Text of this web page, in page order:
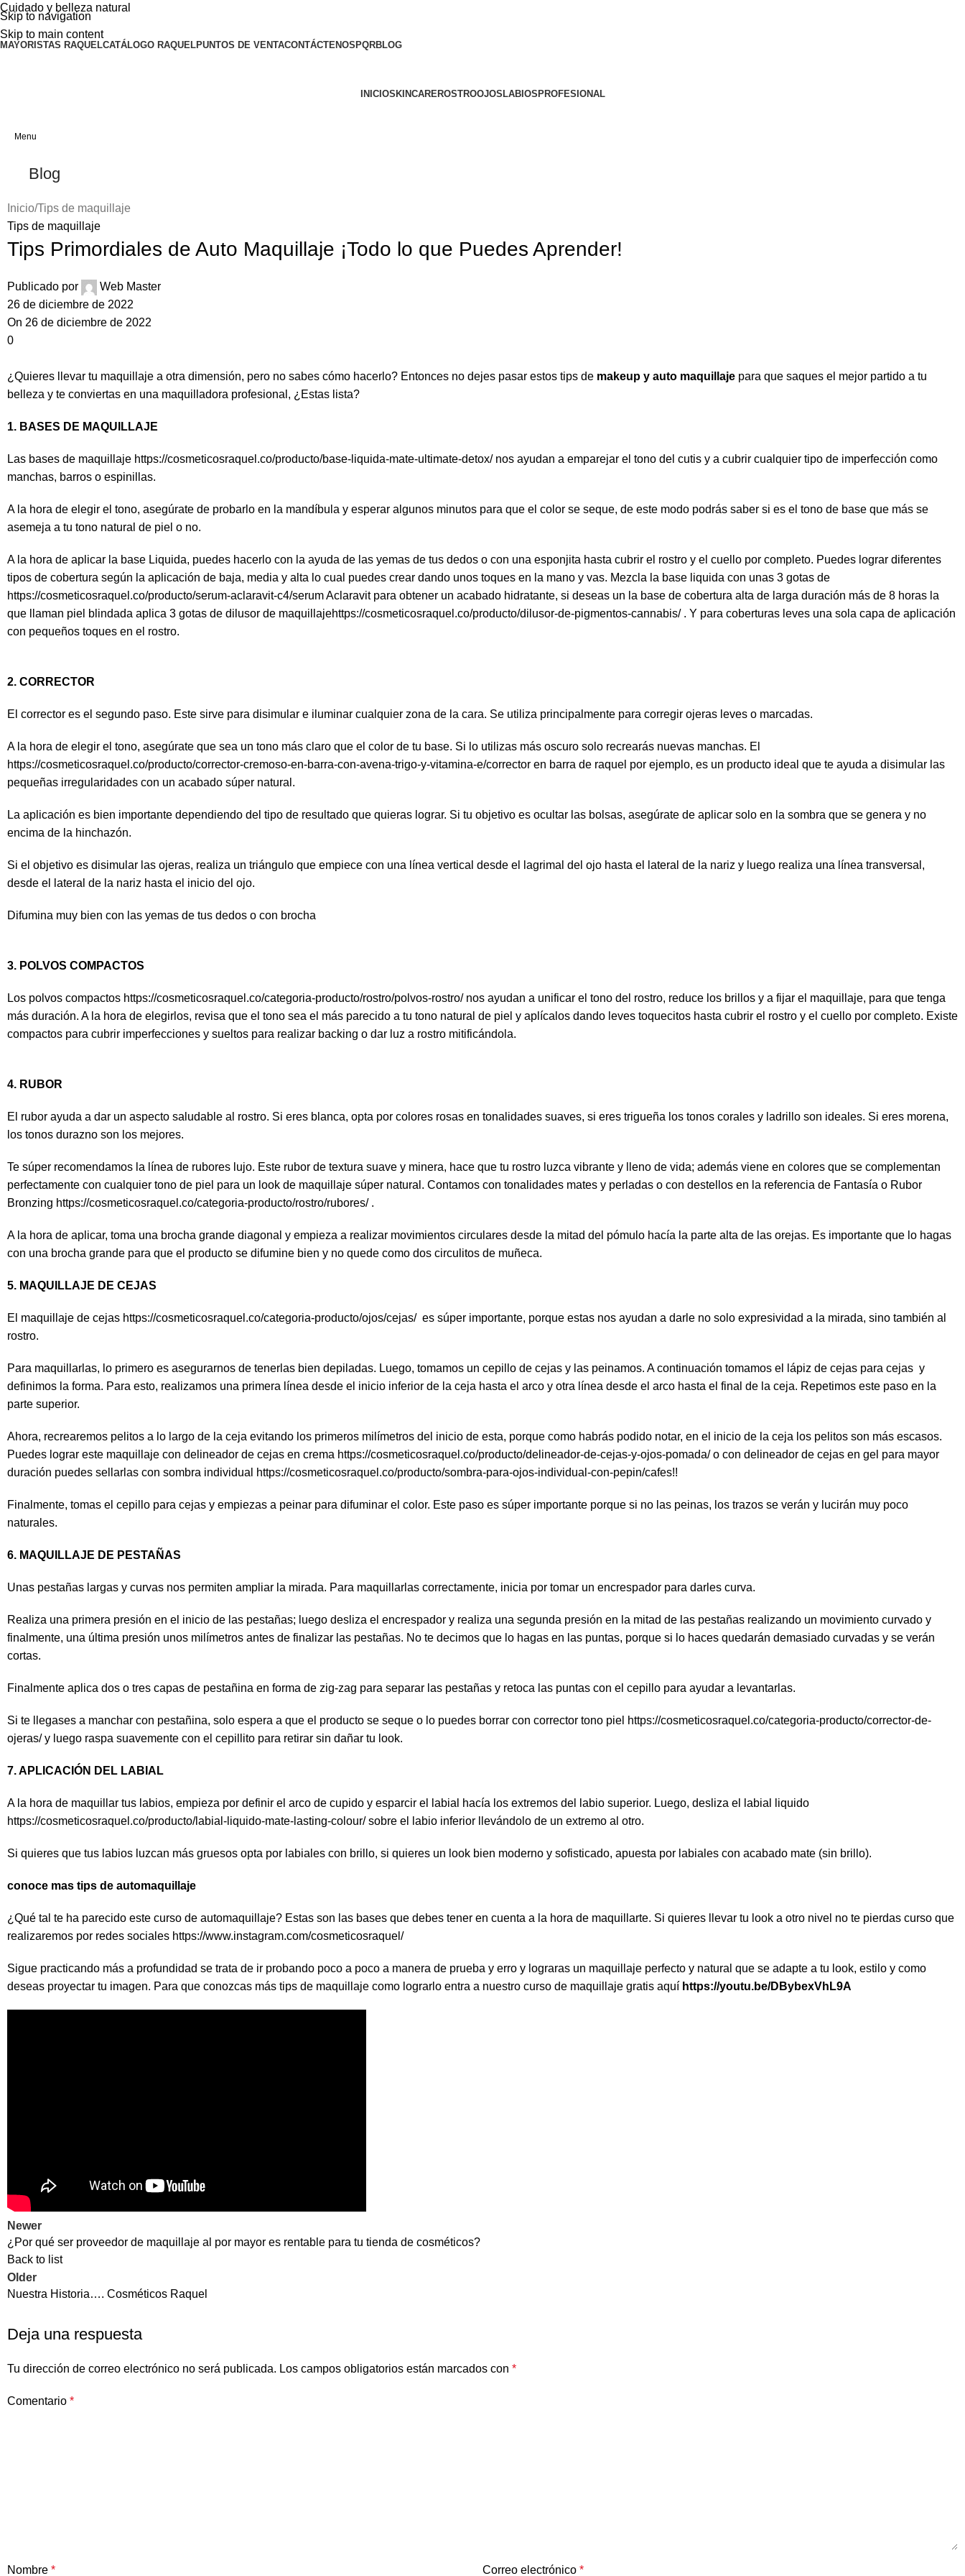
Skip to navigation
Skip to main content
Cuidado y belleza natural
MAYORISTAS RAQUELCATÁLOGO RAQUELPUNTOS DE VENTACONTÁCTENOS PQRBLOG
INICIOSKINCAREROSTROOJOSLABIOSPROFESIONAL
Menu
Blog
Inicio Tips de maquillaje
Tips de maquillaje
Tips Primordiales de Auto Maquillaje ¡Todo lo que Puedes Aprender!
Publicado por
Web Master
26 de diciembre de 2022
On 26 de diciembre de 2022
0
¿Quieres llevar tu maquillaje a otra dimensión, pero no sabes cómo hacerlo? Entonces no dejes pasar estos tips de makeup y auto maquillaje para que saques el mejor partido a tu
belleza y te conviertas en una maquilladora profesional, ¿Estas lista?
1. BASES DE MAQUILLAJE
Las bases de maquillaje https://cosmeticosraquel.co/producto/base-liquida-mate-ultimate-detox/nos ayudan a emparejar el tono del cutis y a cubrir cualquier tipo de imperfección como
manchas, barros o espinillas.
A la hora de elegir el tono, asegúrate de probarlo en la mandíbula y esperar algunos minutos para que el color se seque, de este modo podrás saber si es el tono de base que más se
asemeja a tu tono natural de piel o no.
A la hora de aplicar la base Liquida, puedes hacerlo con la ayuda de las yemas de tus dedos o con una esponjita hasta cubrir el rostro y el cuello por completo. Puedes lograr diferentes
tipos de cobertura según la aplicación de baja, media y alta lo cual puedes crear dando unos toques en la mano y vas. Mezcla la base liquida con unas 3 gotas de
https://cosmeticosraquel.co/producto/serum-aclaravit-c4/serum Aclaravit para obtener un acabado hidratante, si deseas un la base de cobertura alta de larga duración más de 8 horas la
que llaman piel blindada aplica 3 gotas de dilusor de maquillajehttps://cosmeticosraquel.co/producto/dilusor-de-pigmentos-cannabis/. Y para coberturas leves una sola capa de aplicación
con pequeños toques en el rostro.
2. CORRECTOR
El corrector es el segundo paso. Este sirve para disimular e iluminar cualquier zona de la cara. Se utiliza principalmente para corregir ojeras leves o marcadas.
A la hora de elegir el tono, asegúrate que sea un tono más claro que el color de tu base. Si lo utilizas más oscuro solo recrearás nuevas manchas. El
https://cosmeticosraquel.co/producto/corrector-cremoso-en-barra-con-avena-trigo-y-vitamina-e/corrector en barra de raquel por ejemplo, es un producto ideal que te ayuda a disimular las
pequeñas irregularidades con un acabado súper natural.
La aplicación es bien importante dependiendo del tipo de resultado que quieras lograr. Si tu objetivo es ocultar las bolsas, asegúrate de aplicar solo en la sombra que se genera y no
encima de la hinchazón.
Si el objetivo es disimular las ojeras, realiza un triángulo que empiece con una línea vertical desde el lagrimal del ojo hasta el lateral de la nariz y luego realiza una línea transversal,
desde el lateral de la nariz hasta el inicio del ojo.
Difumina muy bien con las yemas de tus dedos o con brocha
3. POLVOS COMPACTOS
Los polvos compactos https://cosmeticosraquel.co/categoria-producto/rostro/polvos-rostro/nos ayudan a unificar el tono del rostro, reduce los brillos y a fijar el maquillaje, para que tenga
más duración. A la hora de elegirlos, revisa que el tono sea el más parecido a tu tono natural de piel y aplícalos dando leves toquecitos hasta cubrir el rostro y el cuello por completo. Existe
compactos para cubrir imperfecciones y sueltos para realizar backing o dar luz a rostro mitificándola.
4. RUBOR
El rubor ayuda a dar un aspecto saludable al rostro. Si eres blanca, opta por colores rosas en tonalidades suaves, si eres trigueña los tonos corales y ladrillo son ideales. Si eres morena,
los tonos durazno son los mejores.
Te súper recomendamos la línea de rubores lujo. Este rubor de textura suave y minera, hace que tu rostro luzca vibrante y lleno de vida; además viene en colores que se complementan
perfectamente con cualquier tono de piel para un look de maquillaje súper natural. Contamos con tonalidades mates y perladas o con destellos en la referencia de Fantasía o Rubor
Bronzing https://cosmeticosraquel.co/categoria-producto/rostro/rubores/.
A la hora de aplicar, toma una brocha grande diagonal y empieza a realizar movimientos circulares desde la mitad del pómulo hacía la parte alta de las orejas. Es importante que lo hagas
con una brocha grande para que el producto se difumine bien y no quede como dos circulitos de muñeca.
5. MAQUILLAJE DE CEJAS
El maquillaje de cejas https://cosmeticosraquel.co/categoria-producto/ojos/cejas/es súper importante, porque estas nos ayudan a darle no solo expresividad a la mirada, sino también al
rostro.
Para maquillarlas, lo primero es asegurarnos de tenerlas bien depiladas. Luego, tomamos un cepillo de cejas y las peinamos. A continuación tomamos el lápiz de cejas para cejas y
definimos la forma. Para esto, realizamos una primera línea desde el inicio inferior de la ceja hasta el arco y otra línea desde el arco hasta el final de la ceja. Repetimos este paso en la
parte superior.
Ahora, recrearemos pelitos a lo largo de la ceja evitando los primeros milímetros del inicio de esta, porque como habrás podido notar, en el inicio de la ceja los pelitos son más escasos.
Puedes lograr este maquillaje con delineador de cejas en crema https://cosmeticosraquel.co/producto/delineador-de-cejas-y-ojos-pomada/o con delineador de cejas en gel para mayor
duración puedes sellarlas con sombra individual
https://cosmeticosraquel.co/producto/sombra-para-ojos-individual-con-pepin/cafes!!
Finalmente, tomas el cepillo para cejas y empiezas a peinar para difuminar el color. Este paso es súper importante porque si no las peinas, los trazos se verán y lucirán muy poco
naturales.
6. MAQUILLAJE DE PESTAÑAS
Unas pestañas largas y curvas nos permiten ampliar la mirada. Para maquillarlas correctamente, inicia por tomar un encrespador para darles curva.
Realiza una primera presión en el inicio de las pestañas; luego desliza el encrespador y realiza una segunda presión en la mitad de las pestañas realizando un movimiento curvado y
finalmente, una última presión unos milímetros antes de finalizar las pestañas. No te decimos que lo hagas en las puntas, porque si lo haces quedarán demasiado curvadas y se verán
cortas.
Finalmente aplica dos o tres capas de pestañina en forma de zig-zag para separar las pestañas y retoca las puntas con el cepillo para ayudar a levantarlas.
Si te llegases a manchar con pestañina, solo espera a que el producto se seque o lo puedes borrar con corrector tono piel https://cosmeticosraquel.co/categoria-producto/corrector-de-
ojeras/y luego raspa suavemente con el cepillito para retirar sin dañar tu look.
7. APLICACIÓN DEL LABIAL
A la hora de maquillar tus labios, empieza por definir el arco de cupido y esparcir el labial hacía los extremos del labio superior. Luego, desliza el labial liquido
https://cosmeticosraquel.co/producto/labial-liquido-mate-lasting-colour/sobre el labio inferior llevándolo de un extremo al otro.
Si quieres que tus labios luzcan más gruesos opta por labiales con brillo, si quieres un look bien moderno y sofisticado, apuesta por labiales con acabado mate (sin brillo).
conoce mas tips de automaquillaje
¿Qué tal te ha parecido este curso de automaquillaje? Estas son las bases que debes tener en cuenta a la hora de maquillarte. Si quieres llevar tu look a otro nivel no te pierdas curso que
realizaremos por redes sociales https://www.instagram.com/cosmeticosraquel/
Sigue practicando más a profundidad se trata de ir probando poco a poco a manera de prueba y erro y lograras un maquillaje perfecto y natural que se adapte a tu look, estilo y como
deseas proyectar tu imagen. Para que conozcas más tips de maquillaje como lograrlo entra a nuestro curso de maquillaje gratis aquí https://youtu.be/DBybexVhL9A
Newer
¿Por qué ser proveedor de maquillaje al por mayor es rentable para tu tienda de cosméticos?
Back to list
Older
Nuestra Historia…. Cosméticos Raquel
Deja una respuesta
Tu dirección de correo electrónico no será publicada. Los campos obligatorios están marcados con *
Comentario *
Nombre * Correo electrónico *